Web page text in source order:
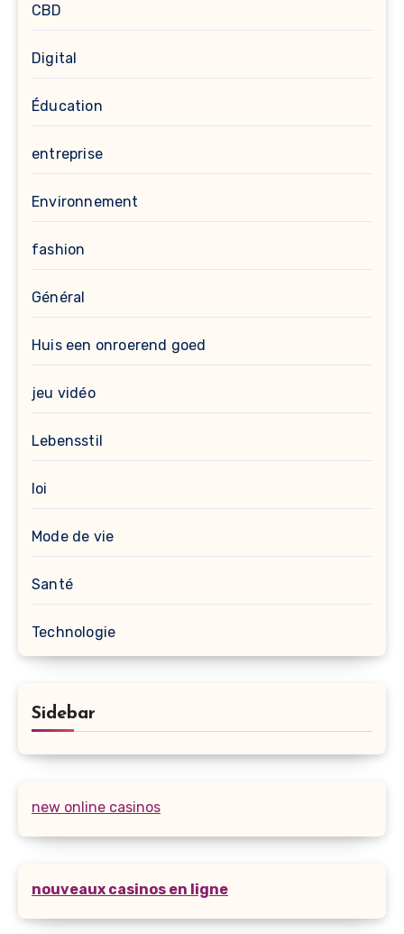
CBD
Digital
Éducation
entreprise
Environnement
fashion
Général
Huis een onroerend goed
jeu vidéo
Lebensstil
loi
Mode de vie
Santé
Technologie
Sidebar
new online casinos
nouveaux casinos en ligne